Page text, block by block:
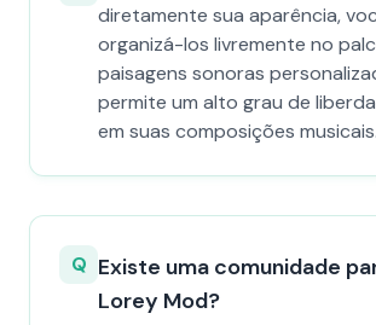
diretamente sua aparência,
organizá-los livremente no
paisagens sonoras
permite um alto grau de
em suas composições musicais.
Q Existe uma comunidade
Lorey Mod?